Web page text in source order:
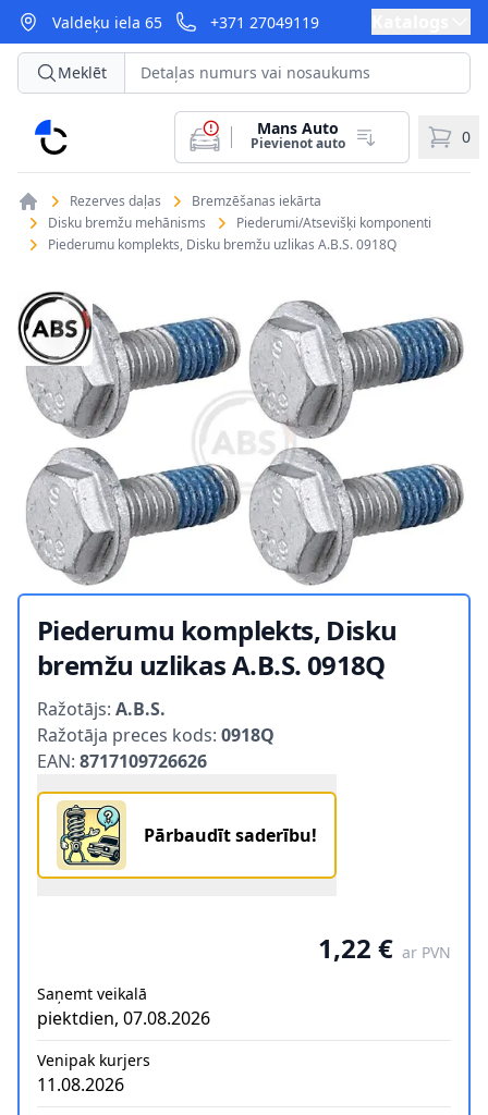
Valdeķu iela 65 +371 27049119
CarParts
Meklēt
Mans Auto
Pievienot auto 0
Rezerves daļas
Bremzēšanas iekārta
Disku bremžu mehānisms
Piederumi/Atsevišķi komponenti
Piederumu komplekts, Disku bremžu uzlikas A.B.S. 0918Q
Piederumu komplekts, Disku
bremžu uzlikas A.B.S. 0918Q
Ražotājs: A.B.S.
Ražotāja preces kods: 0918Q
EAN: 8717109726626
Pārbaudīt saderību!
1,22 € ar PVN
Saņemt veikalā
piektdien, 07.08.2026
Venipak kurjers
11.08.2026